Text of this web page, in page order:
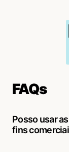
FAQs
Posso usar
fins